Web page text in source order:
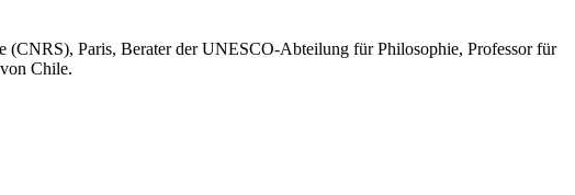
(CNRS), Paris, Berater der UNESCO-Abteilung für Philosophie, Professor für
Chile.